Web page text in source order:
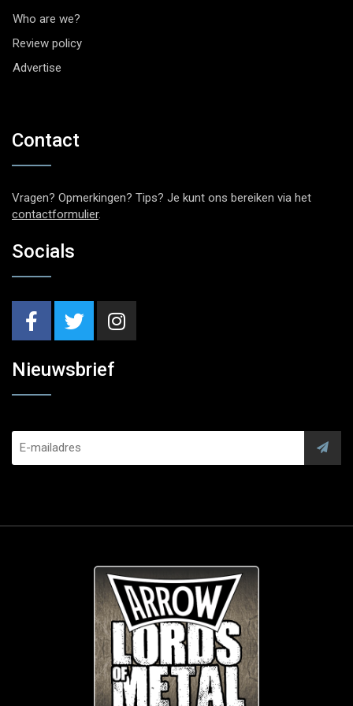
Who are we?
Review policy
Advertise
Contact
Vragen? Opmerkingen? Tips? Je kunt ons bereiken via het
contactformulier.
Socials
Nieuwsbrief